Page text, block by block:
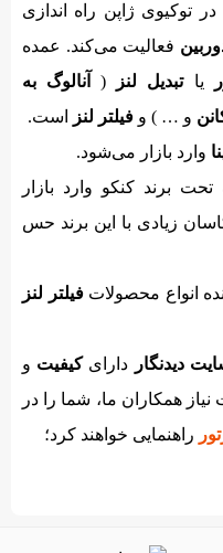
توکیوی ژاپن راه اندازی
فعالیت می‌کند. عمده
یاتبدیل لنز (
آنالوگ به
و … ) و فیلتر لنز
است.
وارد بازار می‌شود.
برند کنکو وارد بازار
زیادی با این برند حس
انواع محصولات فیلتر لنز
دیدنگار دارایکیفیت و
همکاران ما، شما را در
راهنمایی خواهند کرد؛